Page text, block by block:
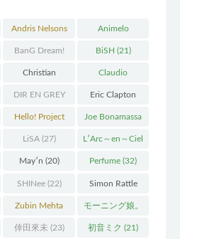
Andris Nelsons
(22)
Animelo
Summer Live
(34)
BanG Dream!
(48)
BiSH (21)
Christian
Thielemann(36)
Claudio
Abbado(25)
DIR EN GREY
(27)
Eric Clapton
(27)
Hello! Project
(58)
Joe Bonamassa
(20)
LiSA(27) L′Arc～en～Ciel
(41)
May′n (20) Perfume (32)
SHINee(22) Simon Rattle
(43)
Zubin Mehta
(19)
モーニング娘。
(27)
倖田來未 (23) 初音ミク (21)